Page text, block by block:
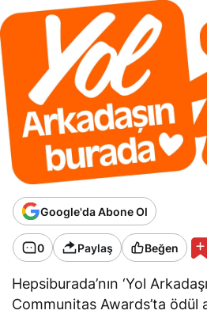
Google'da Abone Ol
0 Paylaş Beğen
Hepsiburada’nın ‘Yol
Communitas Awards’ta ödül